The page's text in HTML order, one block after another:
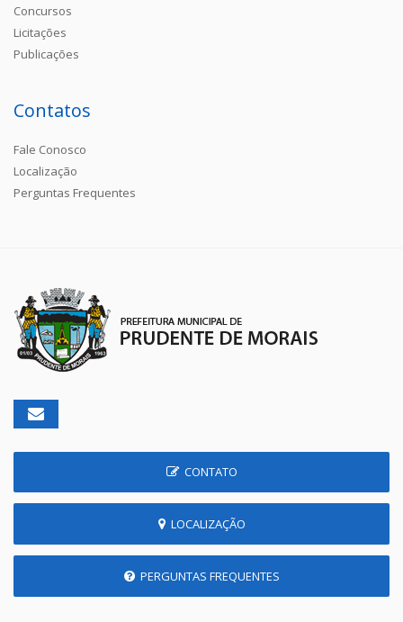
Concursos
Licitações
Publicações
Contatos
Fale Conosco
Localização
Perguntas Frequentes
CONTATO
LOCALIZAÇÃO
PERGUNTAS FREQUENTES